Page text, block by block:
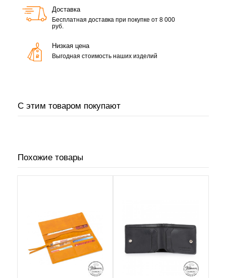
Доставка
Бесплатная доставка при покупке от 8 000
руб.
Низкая цена
Выгодная стоимость наших изделий
С этим товаром покупают
Похожие товары